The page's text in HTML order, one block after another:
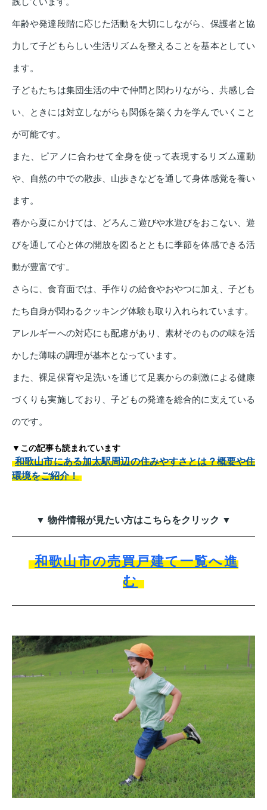
年齢や発達段階に応じた活動を大切にしながら、保護者と協
力して子どもらしい生活リズムを整えることを基本としてい
ます。
子どもたちは集団生活の中で仲間と関わりながら、共感し合
い、ときには対立しながらも関係を築く力を学んでいくこと
が可能です。
また、ピアノに合わせて全身を使って表現するリズム運動
や、自然の中での散歩、山歩きなどを通して身体感覚を養い
ます。
春から夏にかけては、どろんこ遊びや水遊びをおこない、遊
びを通して心と体の開放を図るとともに季節を体感できる活
動が豊富です。
さらに、食育面では、手作りの給食やおやつに加え、子ども
たち自身が関わるクッキング体験も取り入れられています。
アレルギーへの対応にも配慮があり、素材そのものの味を活
かした薄味の調理が基本となっています。
また、裸足保育や足洗いを通じて足裏からの刺激による健康
づくりも実施しており、子どもの発達を総合的に支えている
のです。
▼この記事も読まれています
和歌山市にある加太駅周辺の住みやすさとは？概要や住
環境をご紹介！
▼ 物件情報が見たい方はこちらをクリック ▼
和歌山市の売買戸建て一覧へ進
む